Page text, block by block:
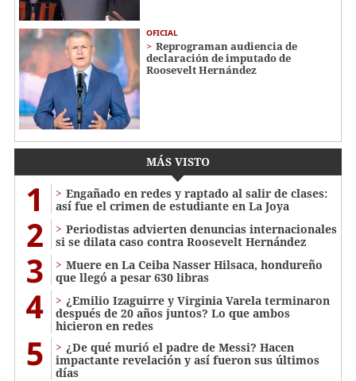
OFICIAL
Reprograman audiencia de
declaración de imputado de
Roosevelt Hernández
MÁS VISTO
1
Engañado en redes y raptado al salir de clases:
así fue el crimen de estudiante en La Joya
2
Periodistas advierten denuncias internacionales
si se dilata caso contra Roosevelt Hernández
3
Muere en La Ceiba Nasser Hilsaca, hondureño
que llegó a pesar 630 libras
4
¿Emilio Izaguirre y Virginia Varela terminaron
después de 20 años juntos? Lo que ambos
hicieron en redes
5
¿De qué murió el padre de Messi? Hacen
impactante revelación y así fueron sus últimos
días